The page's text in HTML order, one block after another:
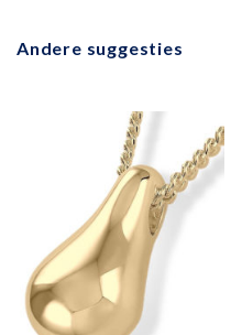
Andere suggesties